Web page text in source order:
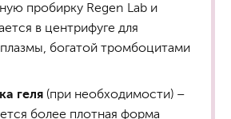
пробирку Regen Lab и
в центрифуге для
богатой тромбоцитами
геля (при необходимости) –
более плотная форма